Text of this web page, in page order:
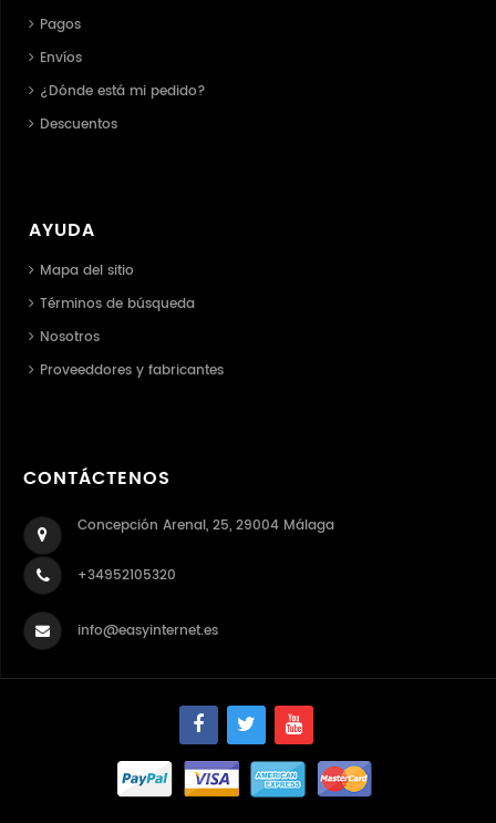
Pagos
Envíos
¿Dónde está mi pedido?
Descuentos
AYUDA
Mapa del sitio
Términos de búsqueda
Nosotros
Proveeddores y fabricantes
CONTÁCTENOS
Concepción Arenal, 25, 29004 Málaga
+34952105320
info@easyinternet.es